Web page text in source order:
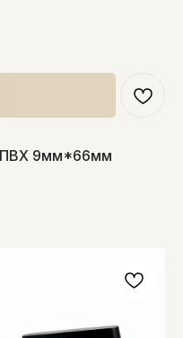
ПВХ 9мм*66мм